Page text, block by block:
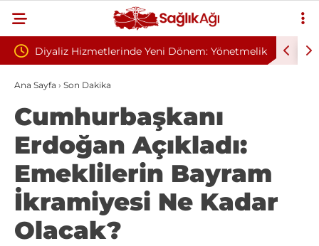
Yeni Dönem: Yönetmelik
Sona Gelindi
Sivilce Sandı, Cilt
Ana Sayfa › Son Dakika
Cumhurbaşkanı
Erdoğan Açıkladı:
Emeklilerin Bayram
İkramiyesi Ne Kadar
Olacak?